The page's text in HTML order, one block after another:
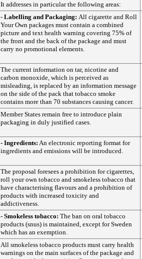
It addresses in particular the following areas:
- Labelling and Packaging: All cigarette and Roll
Your Own packages must contain a combined
picture and text health warning covering 75% of
the front and the back of the package and must
carry no promotional elements.
The current information on tar, nicotine and
carbon monoxide, which is perceived as
misleading, is replaced by an information message
on the side of the pack that tobacco smoke
contains more than 70 substances causing cancer.
Member States remain free to introduce plain
packaging in duly justified cases.
- Ingredients: An electronic reporting format for
ingredients and emissions will be introduced.
The proposal foresees a prohibition for cigarettes,
roll your own tobacco and smokeless tobacco that
have characterising flavours and a prohibition of
products with increased toxicity and
addictiveness.
- Smokeless tobacco: The ban on oral tobacco
products (snus) is maintained, except for Sweden
which has an exemption.
All smokeless tobacco products must carry health
warnings on the main surfaces of the package and